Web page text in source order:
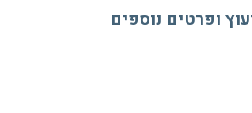
ופרטים נוספים